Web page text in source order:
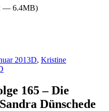
— 6.4MB)
2013D, Kristine
165 – Die
Dünschede